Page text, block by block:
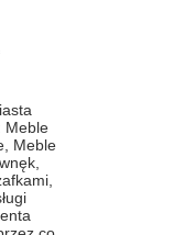
Meble
Meble